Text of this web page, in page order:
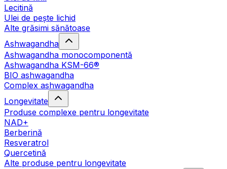
Lecitină
Ulei de pește lichid
Alte grăsimi sănătoase
Ashwagandha
Ashwagandha monocomponentă
Ashwagandha KSM-66®
BIO ashwagandha
Complex ashwagandha
Longevitate
Produse complexe pentru longevitate
NAD+
Berberină
Resveratrol
Quercetină
Alte produse pentru longevitate